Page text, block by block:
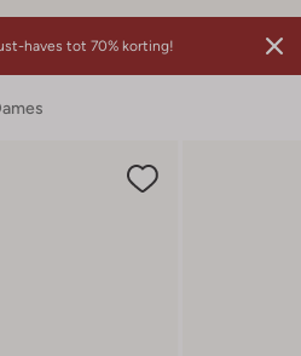
haves tot 70% korting!